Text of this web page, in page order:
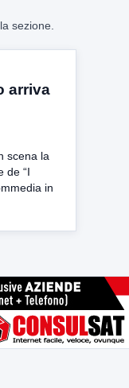
sezione.
arriva
scena la
de “I
in